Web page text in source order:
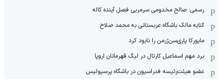
رسمی: صالح مخدومی سرمربی فصل آینده کاله
کنایه مالک باشگاه عربستانی به محمد صلاح
مایورکا پاری‌سن‌ژرمن را نابود کرد
برد مهم اسماعیل کارتال در لیگ قهرمانان اروپا
عضو هیئت‌رئیسه فدراسیون در باشگاه پرسپولیس